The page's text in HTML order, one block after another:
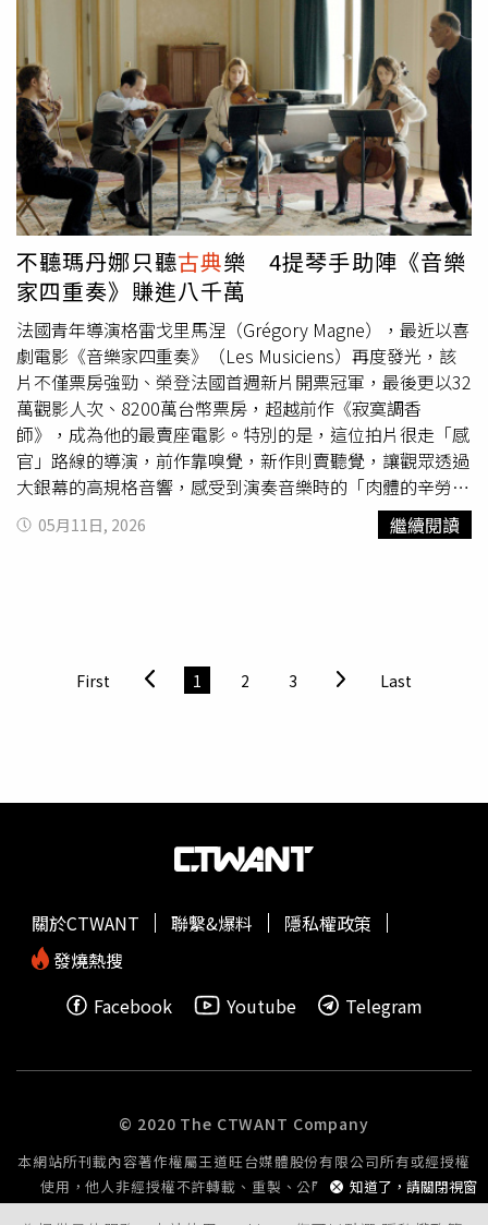
世界的方式，「是形塑我非常重要的一段。」談到創作能量
爆發的時期，當年同時雙主修廣告系、輔修企管與教育系的
吳青峰，大三展開近乎「不可能的任務」般的高壓生活，一
口氣修了 29 與 31 學分。創作反而越像出口，「各種想法
像被板塊擠壓的火山一樣爆發。」也就在最忙的那一年，他
寫出了人生最多的歌，多年後回頭看，那些在政大校園邊走
邊寫下的旋律，也一路流成華語樂壇裡最獨特的一條河。對
於這次獲選為政大傑出校友，吳青峰感念表示：「我常在行
進的過程中寫歌，在政大四處流動的每個角落都有作品誕
生。在人生至今日日改變形狀的淤積地上，我常想起那樣的
時光，像隱形的錨，然後再次流動。謝謝那幾年在政大發生
的一切。」而在將近三十年的創作歷程中，他始終相信「熱
忱」會為創作帶來無可取代的音色，也勉勵正在音樂路上的
學弟妹：「記住那種有『熱忱』的感覺，連去直面悲傷與痛
苦，也是需要熱忱的。」吳青峰勉勵學弟妹要保持熱忱。
（圖／BAZAAR ART 時尚芭莎藝術提供）吳青峰本日也登上
《BAZAAR》封面，目前正進入「冬眠期」的他，也難得放
慢腳步，過著近乎觀察家般的生活。在訪談中偷偷透露，休
息期間常在台北街頭散步，甚至一路熬夜到隔天中午才睡，
醒來已是凌晨，讓散步時間從傍晚一路漂流到清晨七八點。
他也意外發現，「原來早上的鳥會叼著草飛來飛去，可能是
不聽瑪丹娜只聽古典樂 4提琴手助陣《音樂
家四重奏》賺進八千萬
法國青年導演格雷戈里馬涅（Grégory Magne），最近以喜
劇電影《音樂家四重奏》（Les Musiciens）再度發光，該
片不僅票房強勁、榮登法國首週新片開票冠軍，最後更以32
萬觀影人次、8200萬台幣票房，超越前作《寂寞調香
師》，成為他的最賣座電影。特別的是，這位拍片很走「感
官」路線的導演，前作靠嗅覺，新作則賣聽覺，讓觀眾透過
大銀幕的高規格音響，感受到演奏音樂時的「肉體的辛勞與
真實感」。《音樂家四重奏》的音樂家只專注在古典音樂世
界裡，甚至不知道「瑪丹娜」唱過什麼歌。（圖／海鵬提
國際音樂電影節最佳影片大獎。葛瑞格里馬涅拍戲靠感官
《音樂家四重奏》邀4提琴手助陣賺進八千萬。（圖／海鵬
程，完成第一部電影《海上24小時》。從此他的創作便航行
索香氛世界，吸引艾曼紐德芙（Emmanuelle Devos）等知
名影星助陣，獲得極大成功，從此聲名大噪。馬涅之後更以
Musiciens），劇情描述女富豪亞絲翠（華蕾莉董澤
利 Valérie Donzelli飾）剛獲得四把17世紀義大利提琴。她
瓦里小提琴，組建一個四重奏樂隊，舉辦一場深具里程碑意
曲家」的演員弗雷德里克皮耶羅（Frédéric Pierrot），本身
就是熱愛爵士樂的單簧管手。有趣的是，這些音樂家們常只
專注在古典音樂世界裡，甚至到了偏執的地步，有人甚至從
不知道「瑪丹娜」唱過什麼歌。但他們演出《音樂家四重
奏》卻說服力十足，片中每個樂手的手部特寫，都是真實的
05月11日, 2026 繼續閱讀
First 1 2 3 Last
知道了，請關閉視窗
關於CTWANT 聯繫&爆料
隱私權政策
發燒熱搜
Facebook
Youtube Telegram
© 2020 The CTWANT Company
本網站所刊載內容著作權屬王道旺台媒體股份有限公司所有或經授權
使用，他人非經授權不許轉載、重製、公開播送或公開傳輸。